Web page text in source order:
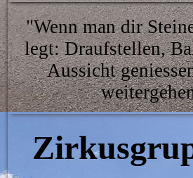
"Wenn man dir
legt: Draufstellen,
Aussicht